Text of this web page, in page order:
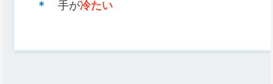
＊ 手が冷たい